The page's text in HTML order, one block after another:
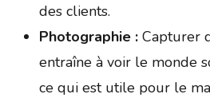
des clients.
Photographie :Capturer
entraîne à voir le monde
ce qui est utile pour le